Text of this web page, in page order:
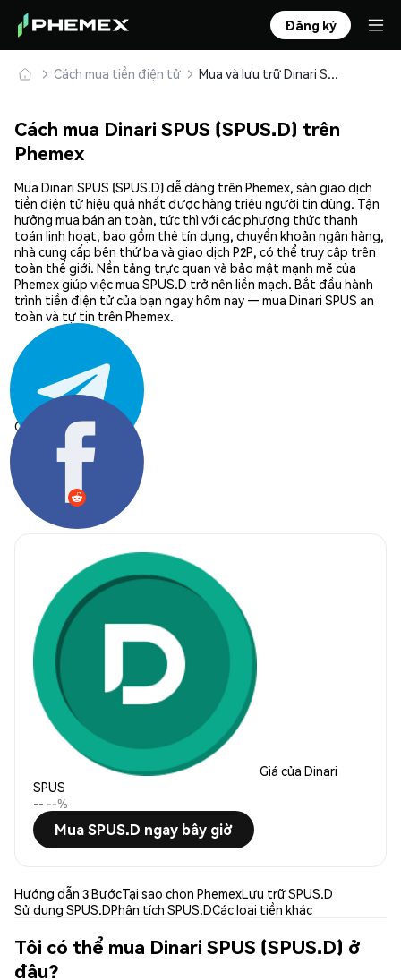
Đăng ký
Cách mua tiền điện tử Mua và lưu trữ Dinari SPUS (SPUS.D) an toàn
Cách mua Dinari SPUS (SPUS.D) trên
Phemex
Mua Dinari SPUS (SPUS.D) dễ dàng trên Phemex, sàn giao dịch
tiền điện tử hiệu quả nhất được hàng triệu người tin dùng. Tận
hưởng mua bán an toàn, tức thì với các phương thức thanh
toán linh hoạt, bao gồm thẻ tín dụng, chuyển khoản ngân hàng,
nhà cung cấp bên thứ ba và giao dịch P2P, có thể truy cập trên
toàn thế giới. Nền tảng trực quan và bảo mật mạnh mẽ của
Phemex giúp việc mua SPUS.D trở nên liền mạch. Bắt đầu hành
trình tiền điện tử của bạn ngay hôm nay — mua Dinari SPUS an
toàn và tự tin trên Phemex.
Chia sẻ:
Giá của Dinari
SPUS
-- --%
Mua SPUS.D ngay bây giờ
Hướng dẫn 3 BướcTại sao chọn PhemexLưu trữ SPUS.D
Sử dụng SPUS.DPhân tích SPUS.DCác loại tiền khác
Tôi có thể mua Dinari SPUS (SPUS.D) ở
đâu?